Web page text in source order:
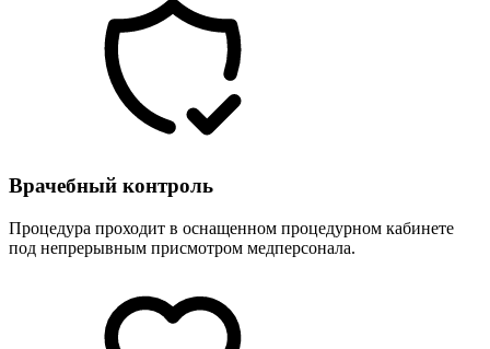
Врачебный контроль
Процедура проходит в оснащенном процедурном кабинете
под непрерывным присмотром медперсонала.